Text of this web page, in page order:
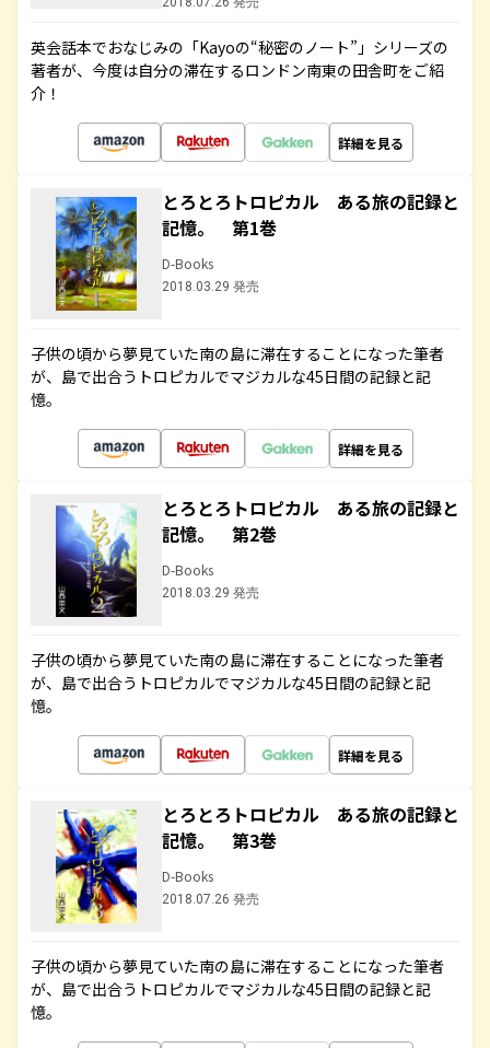
英会話本でおなじみの「Kayoの“秘密のノート”」シリーズの
著者が、今度は自分の滞在するロンドン南東の田舎町をご紹
介！
詳細を見る
とろとろトロピカル ある旅の記録と
記憶。 第1巻
D-Books
2018.03.29 発売
子供の頃から夢見ていた南の島に滞在することになった筆者
が、島で出合うトロピカルでマジカルな45日間の記録と記
憶。
詳細を見る
とろとろトロピカル ある旅の記録と
記憶。 第2巻
D-Books
2018.03.29 発売
子供の頃から夢見ていた南の島に滞在することになった筆者
が、島で出合うトロピカルでマジカルな45日間の記録と記
憶。
詳細を見る
とろとろトロピカル ある旅の記録と
記憶。 第3巻
D-Books
2018.07.26 発売
子供の頃から夢見ていた南の島に滞在することになった筆者
が、島で出合うトロピカルでマジカルな45日間の記録と記
憶。